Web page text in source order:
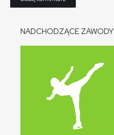
NADCHODZĄCE ZAWODY